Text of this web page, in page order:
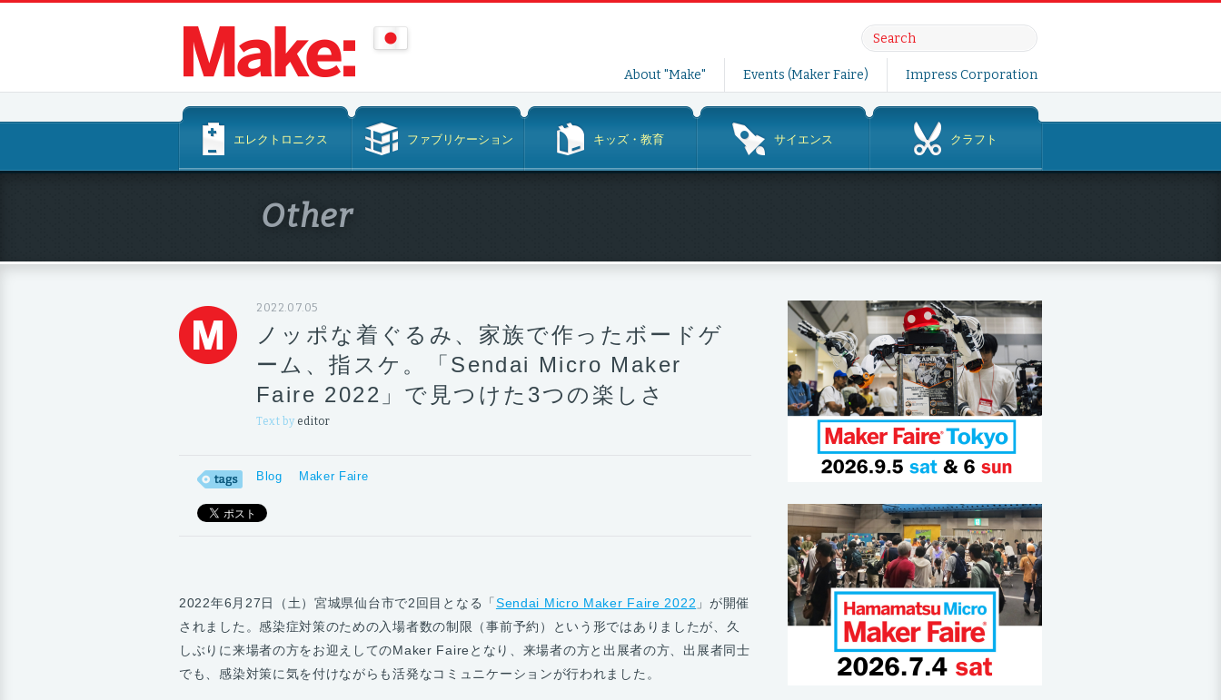
テ
ツ
へ
About "Make" Events (Maker Faire) Impress Corporation
テ
ス
エレクトロニクス ファブリケーション キッズ・教育 サイエンス クラフト
Other
2022.07.05
ノッポな着ぐるみ、家族で作ったボードゲ
ーム、指スケ。「Sendai Micro Maker
Faire 2022」で見つけた3つの楽しさ
Text by editor
Blog Maker Faire
2022年6月27日（土）宮城県仙台市で2回目となる「Sendai Micro Maker Faire 2022 」が開催
されました。感染症対策のための入場者数の制限（事前予約）という形ではありましたが、久
しぶりに来場者の方をお迎えしてのMaker Faireとなり、来場者の方と出展者の方、出展者同士
でも、感染対策に気を付けながらも活発なコミュニケーションが行われました。